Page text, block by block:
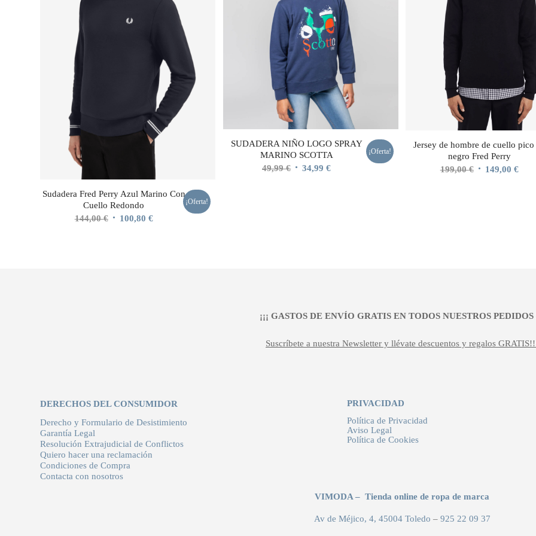
Sudadera Fred Perry Azul Marino Con
Cuello Redondo
144,00€ El 100,80 €El
¡Oferta!
SUDADERA NIÑO LOGO SPRAY
MARINO SCOTTA
49,99€ El 34,99€El
¡Oferta!
Jersey de hombre de cuello pico
negro Fred Perry
199,00€ El 149,00 €El
¡¡¡ GASTOS DE ENVÍO GRATIS EN TODOS NUESTROS
Suscríbete a nuestra Newsletter y llévate descuentos y regalos
DERECHOS DEL CONSUMIDOR
Derecho y Formulario de Desistimiento
Garantía Legal
Resolución Extrajudicial de Conflictos
Quiero hacer una reclamación
Condiciones de Compra
Contacta con nosotros
PRIVACIDAD
Política de Privacidad
Aviso Legal
Política de Cookies
VIMODA – Tienda online de ropa de marca
Av de Méjico, 4, 45004 Toledo – 925 22 09 37